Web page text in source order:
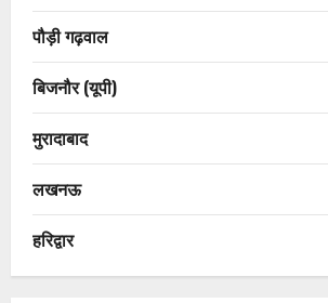
पौड़ी गढ़वाल
बिजनौर (यूपी)
मुरादाबाद
लखनऊ
हरिद्वार